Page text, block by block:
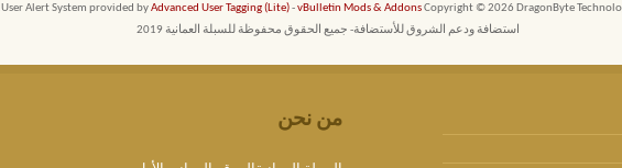
User Alert System provided byAdvanced User Tagging (Lite)-vBulletin Mods & AddonsCopyright © 2026 DragonByte
استضافة ودعم الشروق للأستضافة- جميع الحقوق محفوظة للسبلة العمانية 2019
من نحن